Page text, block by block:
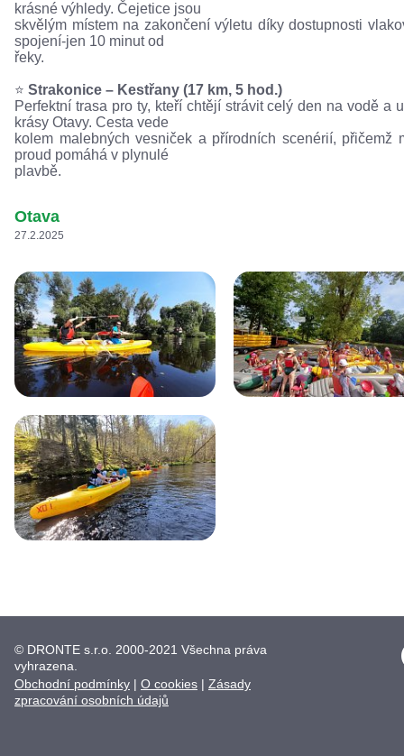
krásné výhledy. Čejetice jsou
skvělým místem na zakončení výletu díky dostupnosti
spojení-jen 10 minut od
řeky.
⭐️ Strakonice – Kestřany (17 km, 5 hod.)
Perfektní trasa pro ty, kteří chtějí strávit celý den na vodě a
krásy Otavy. Cesta vede
kolem malebných vesniček a přírodních scenérií, přičemž
proud pomáhá v plynulé
plavbě.
Otava
27.2.2025
© DRONTE s.r.o. 2000-2021 Všechna práva
vyhrazena.
Obchodní podmínky | O cookies | Zásady
zpracování osobních údajů